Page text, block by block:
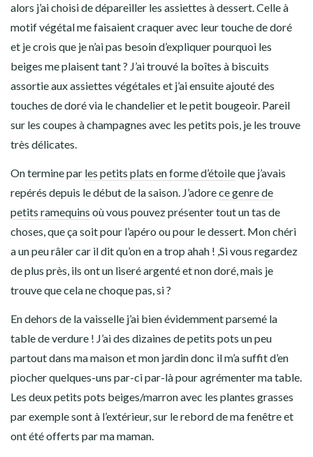
alors j’ai choisi de dépareiller les assiettes à dessert. Celle à
motif végétal me faisaient craquer avec leur touche de doré
et je crois que je n’ai pas besoin d’expliquer pourquoi les
beiges me plaisent tant ? J’ai trouvé la boîtes à biscuits
assortie aux assiettes végétales et j’ai ensuite ajouté des
touches de doré via le chandelier et le petit bougeoir. Pareil
sur les coupes à champagnes avec les petits pois, je les trouve
très délicates.
On termine par les petits plats en forme d’étoileque j’avais
repérés depuis le début de la saison. J’adorece genre de
petits ramequins où vous pouvez présenter tout un tas de
choses, que ça soit pour l’apéro ou pour le dessert. Mon chéri
a un peu râler car il dit qu’on en a trop ahah ! ,Si vous regardez
de plus près, ils ont un liseré argenté et non doré, mais je
trouve que cela ne choque pas, si ?
En dehors de la vaisselle j’ai bien évidemment parsemé la
table de verdure ! J’ai des dizaines de petits pots un peu
partout dans ma maison et mon jardin donc il m’a suffit d’en
piocher quelques-uns par-ci par-là pour agrémenter ma table.
Les deux petits pots beiges/marron avec les plantes grasses
par exemple sont à l’extérieur, sur le rebord de ma fenêtre et
ont été offerts par ma maman.